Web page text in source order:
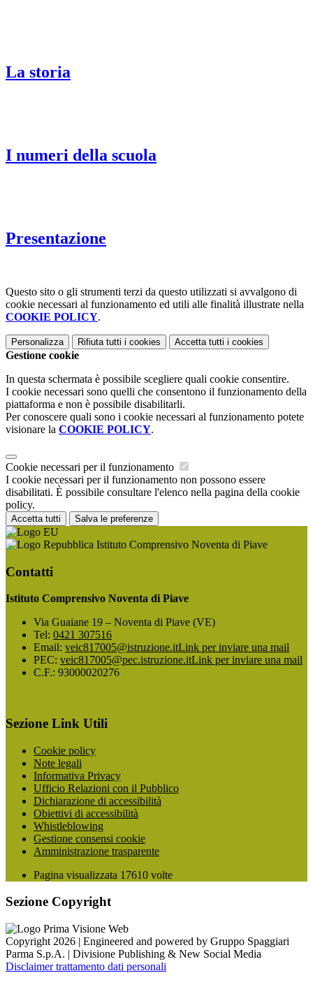
La storia
I numeri della scuola
Presentazione
Questo sito o gli strumenti terzi da questo utilizzati si avvalgono di
cookie necessari al funzionamento ed utili alle finalità illustrate nella
COOKIE POLICY.
Personalizza Rifiuta tutti i cookies Accetta tutti i cookies
Gestione cookie
In questa schermata è possibile scegliere quali cookie consentire.
I cookie necessari sono quelli che consentono il funzionamento della
piattaforma e non è possibile disabilitarli.
Per conoscere quali sono i cookie necessari al funzionamento potete
visionare la COOKIE POLICY.
Cookie necessari per il funzionamento
I cookie necessari per il funzionamento non possono essere
disabilitati. È possibile consultare l'elenco nella pagina della cookie
policy.
Accetta tutti Salva le preferenze
Istituto Comprensivo Noventa di Piave
Contatti
Istituto Comprensivo Noventa di Piave
Via Guaiane 19 – Noventa di Piave (VE)
Tel: 0421 307516
Email: veic817005@istruzione.itLink per inviare una mail
PEC: veic817005@pec.istruzione.itLink per inviare una mail
C.F.: 93000020276
Sezione Link Utili
Cookie policy
Note legali
Informativa Privacy
Ufficio Relazioni con il Pubblico
Dichiarazione di accessibilità
Obiettivi di accessibilità
Whistleblowing
Gestione consensi cookie
Amministrazione trasparente
Pagina visualizzata 17610 volte
Sezione Copyright
Copyright 2026 | Engineered and powered by Gruppo Spaggiari
Parma S.p.A. | Divisione Publishing & New Social Media
Disclaimer trattamento dati personali